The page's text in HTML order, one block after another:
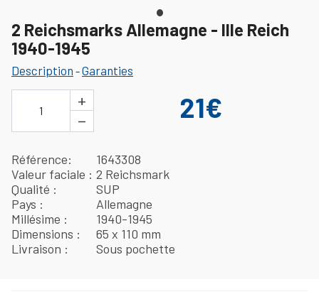
2 Reichsmarks Allemagne - IIIe Reich
1940-1945
Description -Garanties
1
+
−
21€
Référence
1643308
Valeur faciale
2 Reichsmark
Qualité
SUP
Pays
Allemagne
Millésime
1940-1945
Dimensions
65 x 110 mm
Livraison
Sous pochette